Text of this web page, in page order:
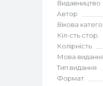
Видавництво
Автор
Вікова
Кіл-сть стор.
Колірність
Мова
Тип видання
Формат